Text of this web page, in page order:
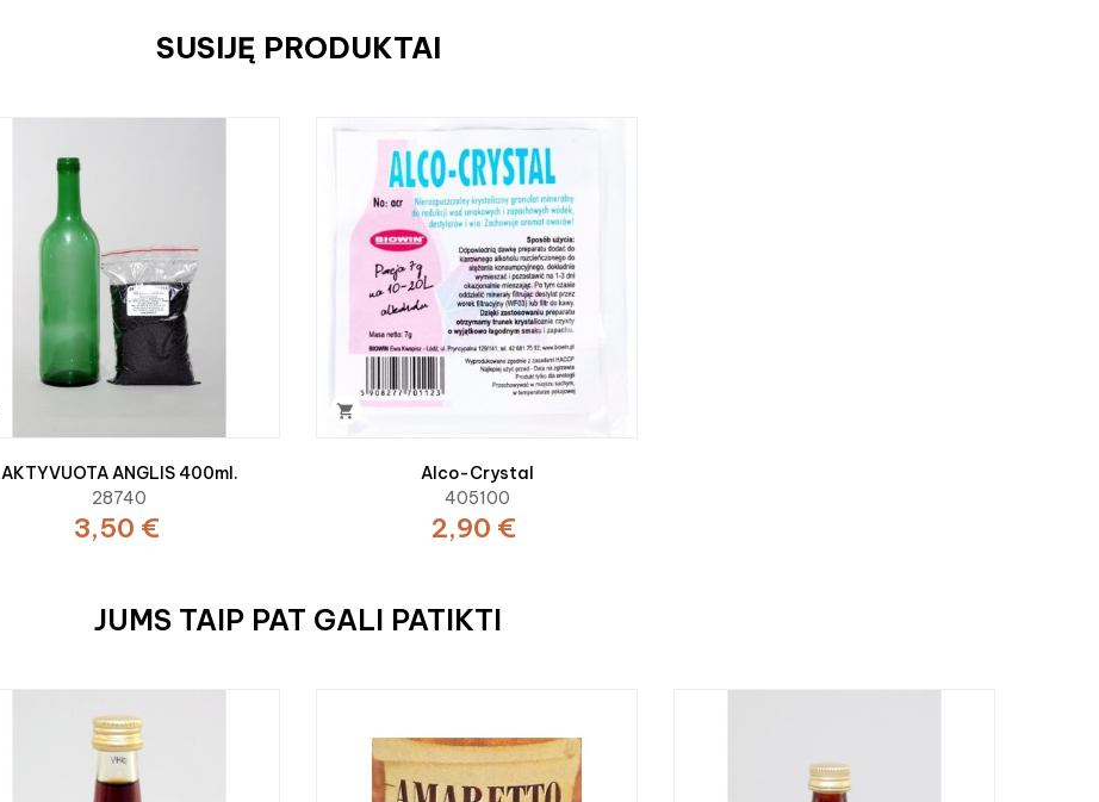
SUSIJĘ PRODUKTAI
AKTYVUOTA ANGLIS 400ml.
28740
3,50 €

Alco-Crystal
405100
2,90 €
JUMS TAIP PAT GALI PATIKTI